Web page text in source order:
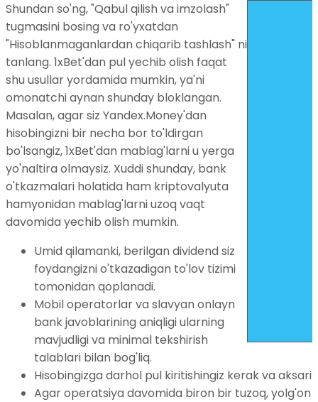
Shundan so'ng, "Qabul qilish va imzolash"
tugmasini bosing va ro'yxatdan
"Hisoblanmaganlardan chiqarib tashlash" ni
tanlang. 1xBet'dan pul yechib olish faqat
shu usullar yordamida mumkin, ya'ni
omonatchi aynan shunday bloklangan.
Masalan, agar siz Yandex.Money'dan
hisobingizni bir necha bor to'ldirgan
bo'lsangiz, 1xBet'dan mablag'larni u yerga
yo'naltira olmaysiz. Xuddi shunday, bank
o'tkazmalari holatida ham kriptovalyuta
hamyonidan mablag'larni uzoq vaqt
davomida yechib olish mumkin.
Umid qilamanki, berilgan dividend siz
foydangizni o'tkazadigan to'lov tizimi
tomonidan qoplanadi.
Mobil operatorlar va slavyan onlayn
bank javoblarining aniqligi ularning
mavjudligi va minimal tekshirish
talablari bilan bog'liq.
Hisobingizga darhol pul kiritishingiz kerak va
Agar operatsiya davomida biron bir tuzoq,